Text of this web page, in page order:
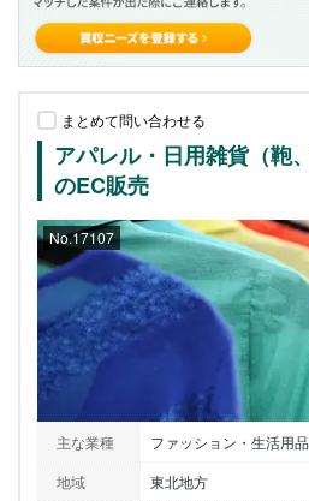
まとめて問い合わせる
アパレル・日用雑貨（鞄
のEC販売
No.17107
主な業種
ファッション・生活用
地域
東北地方